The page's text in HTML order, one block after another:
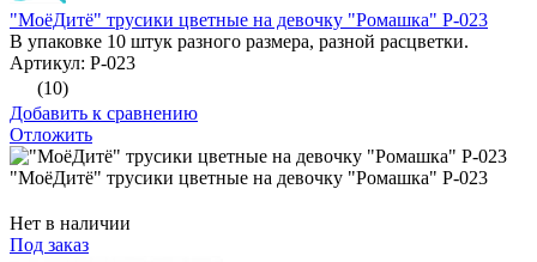
"МоёДитё" трусики цветные на девочку "Ромашка" Р-023
В упаковке 10 штук разного размера, разной расцветки.
Артикул: Р-023
(10)
Добавить к сравнению
Отложить
"МоёДитё" трусики цветные на девочку "Ромашка" Р-023
Нет в наличии
Под заказ